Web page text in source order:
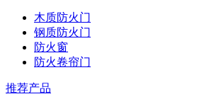
木质防火门
钢质防火门
防火窗
防火卷帘门
推荐产品